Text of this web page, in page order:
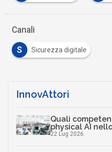
Canali
S Sicurezza digitale
InnovAttori
Quali
physical AI
22 Lug 2026